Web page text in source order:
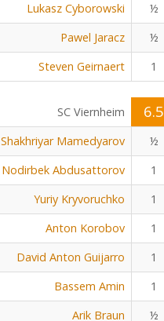
Lukasz Cyborowski ½
Pawel Jaracz ½
Steven Geirnaert 1
SC Viernheim 6.5
Shakhriyar Mamedyarov ½
Nodirbek Abdusattorov 1
Yuriy Kryvoruchko 1
Anton Korobov 1
David Anton Guijarro 1
Bassem Amin 1
Arik Braun ½